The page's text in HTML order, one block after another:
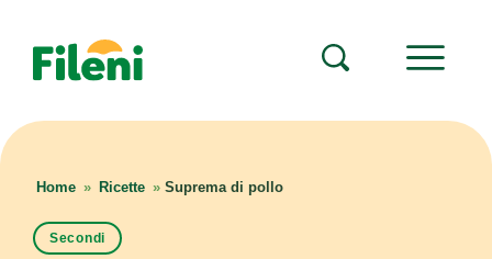
Home » Ricette » Suprema di pollo
Secondi